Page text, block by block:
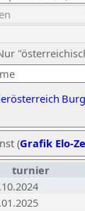
(Grafik Elo-
turnier